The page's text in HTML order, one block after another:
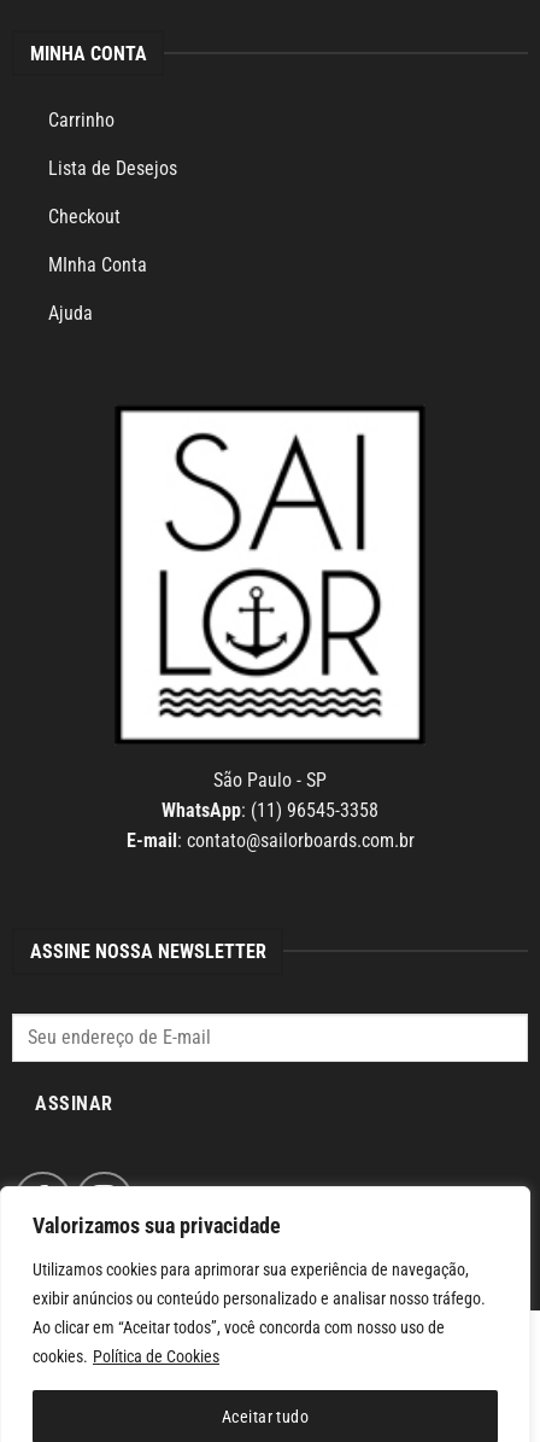
Valorizamos sua privacidade
Utilizamos cookies para aprimorar sua experiência de navegação,
exibir anúncios ou conteúdo personalizado e analisar nosso tráfego.
Ao clicar em “Aceitar todos”, você concorda com nosso uso de
cookies. Política de Cookies
Aceitar tudo
MINHA CONTA
Carrinho
Lista de Desejos
Checkout
MInha Conta
Ajuda
São Paulo - SP
WhatsApp: (11) 96545-3358
E-mail: contato@sailorboards.com.br
ASSINE NOSSA NEWSLETTER
ASSINAR
DESENVOLVIDO POR SITES NET SANTOS ™.